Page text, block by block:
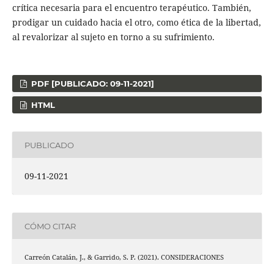
crítica necesaria para el encuentro terapéutico. También,
prodigar un cuidado hacia el otro, como ética de la libertad,
al revalorizar al sujeto en torno a su sufrimiento.
PDF [PUBLICADO: 09-11-2021]
HTML
PUBLICADO
09-11-2021
CÓMO CITAR
Carreón Catalán, J., & Garrido, S. P. (2021). CONSIDERACIONES